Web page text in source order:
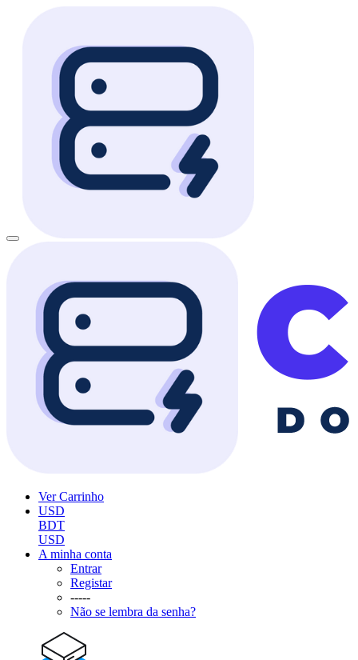
Ver Carrinho
USD
BDT
USD
A minha conta
Entrar
Registar
-----
Não se lembra da senha?